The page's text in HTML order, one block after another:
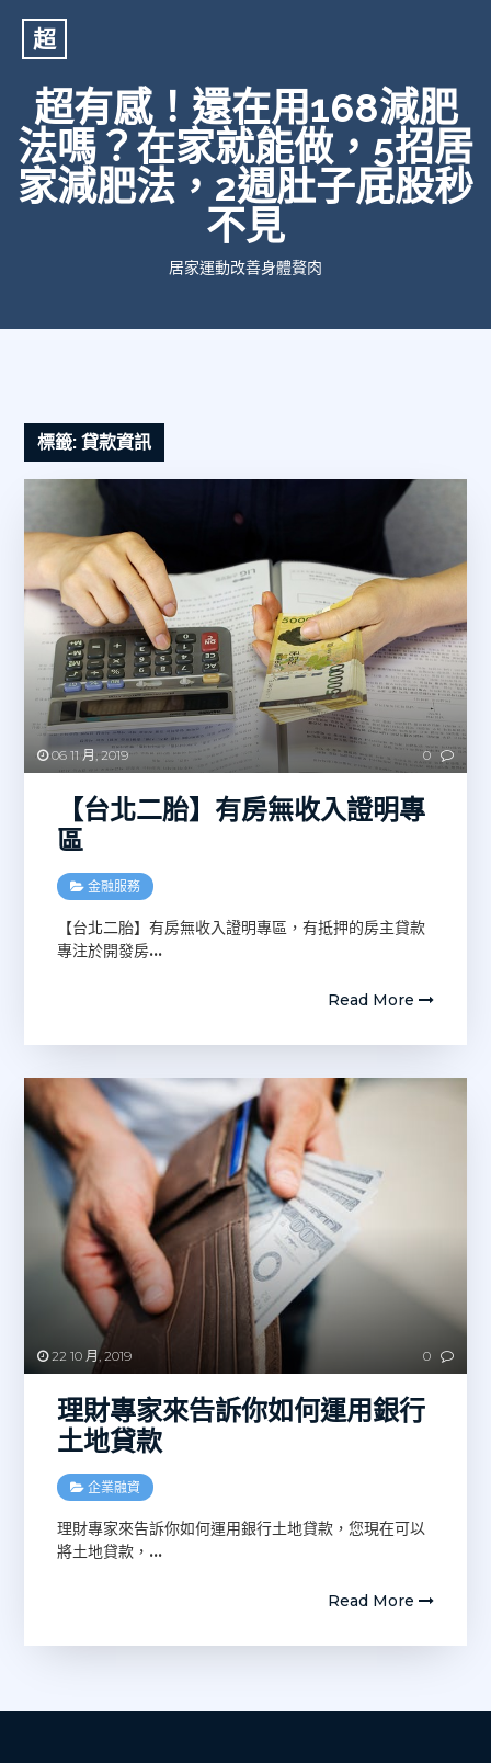
超
超有感！還在用168減肥
法嗎？在家就能做，5招居
家減肥法，2週肚子屁股秒
不見
居家運動改善身體贅肉
標籤:貸款資訊
06 11 月, 2019 0
【台北二胎】有房無收入證明專
區
金融服務
【台北二胎】有房無收入證明專區，有抵押的房主貸款
專注於開發房…
Read More
22 10 月, 2019 0
理財專家來告訴你如何運用銀行
土地貸款
企業融資
理財專家來告訴你如何運用銀行土地貸款，您現在可以
將土地貸款， …
Read More